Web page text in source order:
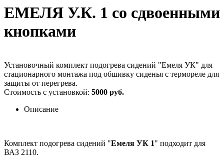
ЕМЕЛЯ У.К. 1 со сдвоенными
кнопками
Установочный комплект подогрева сидений "Емеля УК" для
стационарного монтажа под обшивку сиденья с термореле для
защиты от перегрева.
Стоимость с установкой: 5000 руб.
Описание
Комплект подогрева сидений "Емеля УК 1" подходит для
ВАЗ 2110.